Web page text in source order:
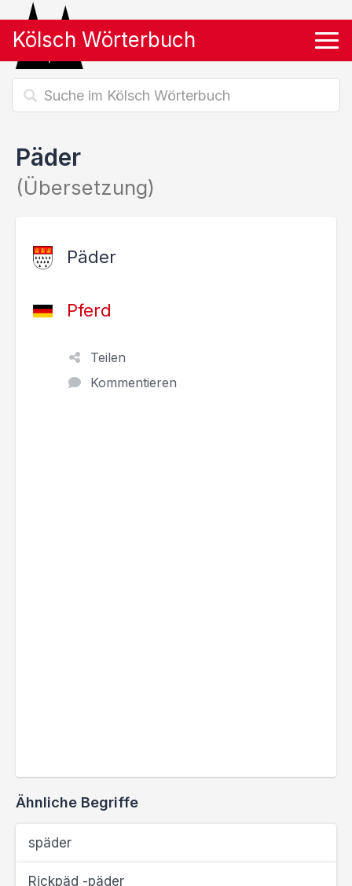
Kölsch Wörterbuch
Päder
(Übersetzung)
Päder
Pferd
Teilen
Kommentieren
Ähnliche Begriffe
späder
Rickpäd -päder